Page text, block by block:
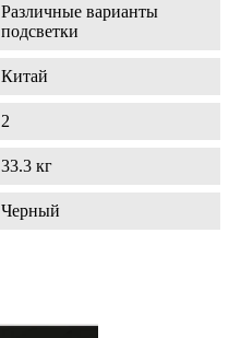
Различные варианты
подсветки
Китай
2
33.3 кг
Черный